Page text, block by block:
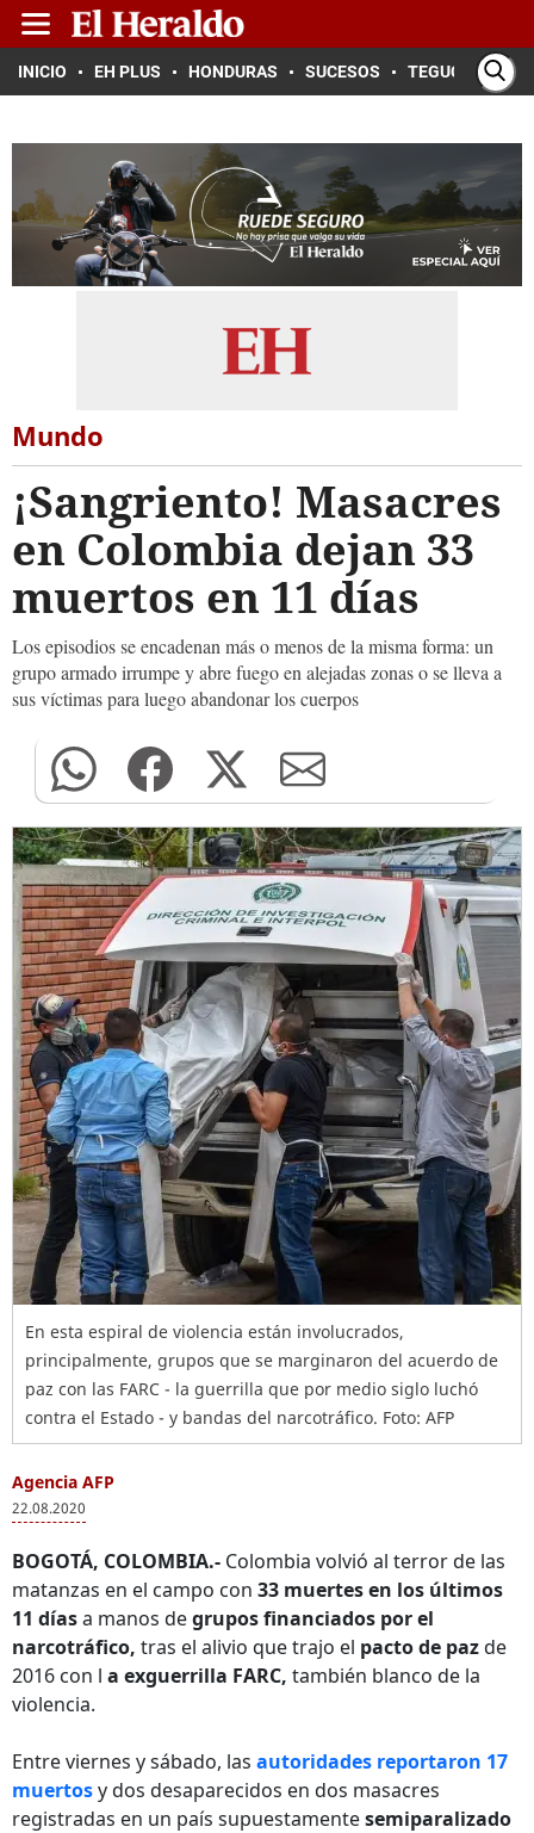
INICIO EH PLUS HONDURAS SUCESOS TEGUCIGALPA
Mundo
¡Sangriento! Masacres
en Colombia dejan 33
muertos en 11 días
Los episodios se encadenan más o menos de la misma forma: un
grupo armado irrumpe y abre fuego en alejadas zonas o se lleva a
sus víctimas para luego abandonar los cuerpos
En esta espiral de violencia están involucrados,
principalmente, grupos que se marginaron del acuerdo de
paz con las FARC - la guerrilla que por medio siglo luchó
contra el Estado - y bandas del narcotráfico. Foto: AFP
Agencia AFP
22.08.2020
BOGOTÁ, COLOMBIA.- Colombia volvió al terror de las
matanzas en el campo con 33 muertes en los últimos
11 díasa manos degrupos financiados por el
narcotráfico, tras el alivio que trajo el pacto de pazde
2016 con l a exguerrilla FARC, también blanco de la
violencia.
Entre viernes y sábado, las autoridades reportaron 17
muertosy dos desaparecidos en dos masacres
registradas en un país supuestamentesemiparalizado